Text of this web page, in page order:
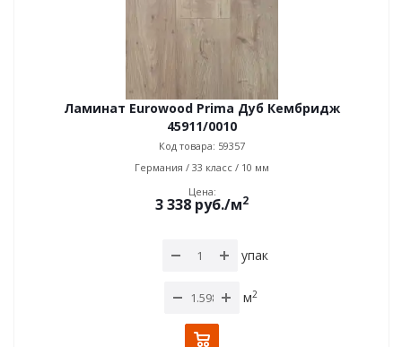
Ламинат Eurowood Prima Дуб Кембридж
45911/0010
Код товара: 59357
Германия / 33 класс / 10 мм
Цена:
3 338 руб./м2
упак
м2